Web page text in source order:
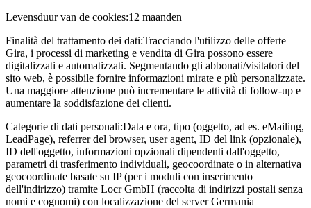
Levensduur van de cookies:12 maanden
Finalità del trattamento dei dati:Tracciando l'utilizzo delle offerte
Gira, i processi di marketing e vendita di Gira possono essere
digitalizzati e automatizzati. Segmentando gli abbonati/visitatori del
sito web, è possibile fornire informazioni mirate e più personalizzate.
Una maggiore attenzione può incrementare le attività di follow-up e
aumentare la soddisfazione dei clienti.
Categorie di dati personali:Data e ora, tipo (oggetto, ad es. eMailing,
LeadPage), referrer del browser, user agent, ID del link (opzionale),
ID dell'oggetto, informazioni opzionali dipendenti dall'oggetto,
parametri di trasferimento individuali, geocoordinate o in alternativa
geocoordinate basate su IP (per i moduli con inserimento
dell'indirizzo) tramite Locr GmbH (raccolta di indirizzi postali senza
nomi e cognomi) con localizzazione del server Germania